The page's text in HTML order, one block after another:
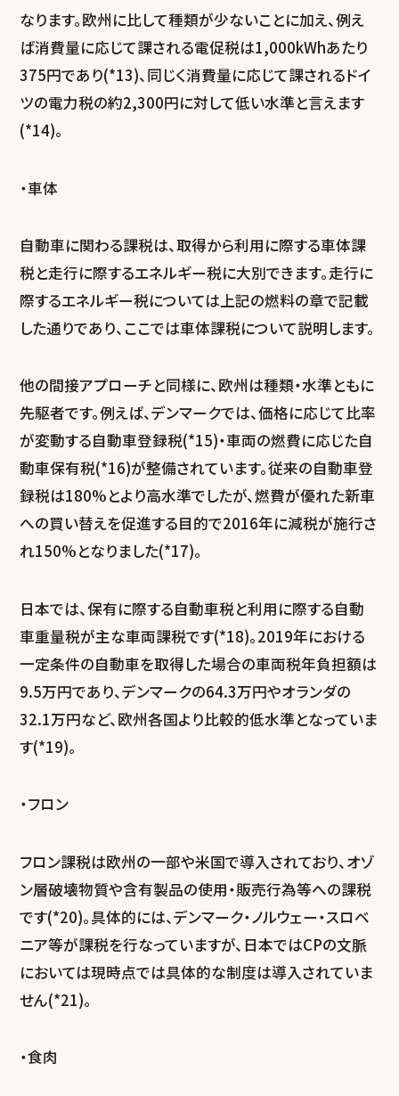
なります。欧州に比して種類が少ないことに加え、例え
ば消費量に応じて課される電促税は1,000kWhあたり
375円であり(*13)、同じく消費量に応じて課されるドイ
ツの電力税の約2,300円に対して低い水準と言えます
(*14)。
・車体
自動車に関わる課税は、取得から利用に際する車体課
税と走行に際するエネルギー税に大別できます。走行に
際するエネルギー税については上記の燃料の章で記載
した通りであり、ここでは車体課税について説明します。
他の間接アプローチと同様に、欧州は種類・水準ともに
先駆者です。例えば、デンマークでは、価格に応じて比率
が変動する自動車登録税(*15)・車両の燃費に応じた自
動車保有税(*16)が整備されています。従来の自動車登
録税は180%とより高水準でしたが、燃費が優れた新車
への買い替えを促進する目的で2016年に減税が施行さ
れ150%となりました(*17)。
日本では、保有に際する自動車税と利用に際する自動
車重量税が主な車両課税です(*18)。2019年における
一定条件の自動車を取得した場合の車両税年負担額は
9.5万円であり、デンマークの64.3万円やオランダの
32.1万円など、欧州各国より比較的低水準となっていま
す(*19)。
・フロン
フロン課税は欧州の一部や米国で導入されており、オゾ
ン層破壊物質や含有製品の使用・販売行為等への課税
です(*20)。具体的には、デンマーク・ノルウェー・スロベ
ニア等が課税を行なっていますが、日本ではCPの文脈
においては現時点では具体的な制度は導入されていま
せん(*21)。
・食肉